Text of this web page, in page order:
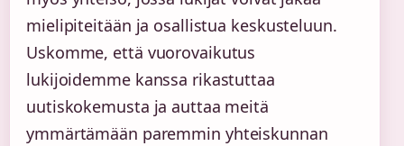
mielipiteitään ja osallistua keskusteluun.
Uskomme, että vuorovaikutus
lukijoidemme kanssa rikastuttaa
uutiskokemusta ja auttaa meitä
ymmärtämään paremmin yhteiskunnan